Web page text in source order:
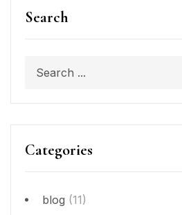
Search
Categories
blog (11)